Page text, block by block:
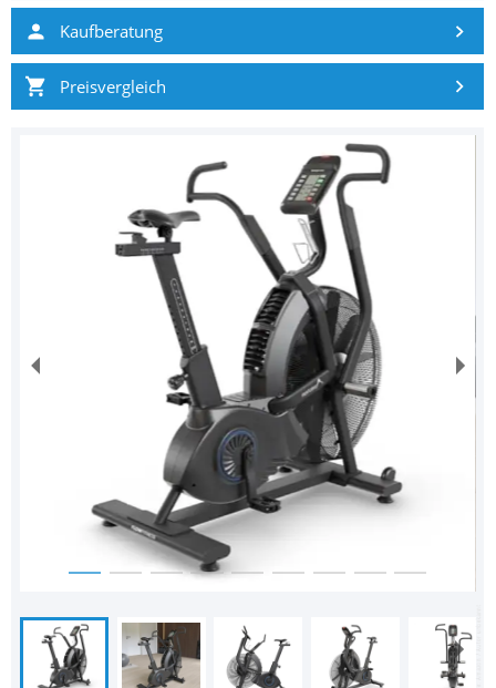
Kaufberatung
Preisvergleich